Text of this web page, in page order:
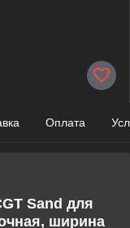
Оплата
Sand для
ширина